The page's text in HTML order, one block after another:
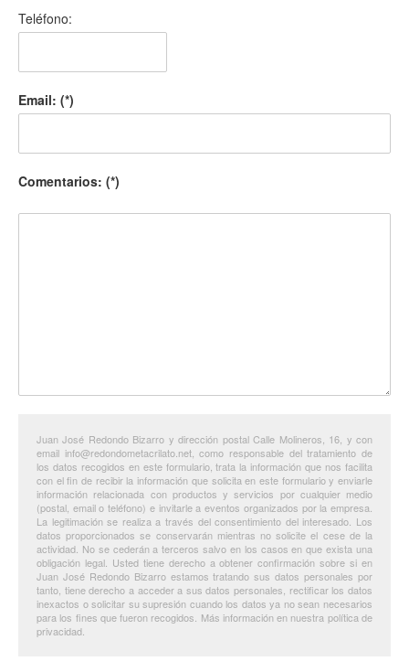
Teléfono:
Email: (*)
Comentarios: (*)
Juan José Redondo Bizarro y dirección postal Calle Molineros, 16, y con
email info@redondometacrilato.net, como responsable del tratamiento de
los datos recogidos en este formulario, trata la información que nos facilita
con el fin de recibir la información que solicita en este formulario y enviarle
información relacionada con productos y servicios por cualquier medio
(postal, email o teléfono) e invitarle a eventos organizados por la empresa.
La legitimación se realiza a través del consentimiento del interesado. Los
datos proporcionados se conservarán mientras no solicite el cese de la
actividad. No se cederán a terceros salvo en los casos en que exista una
obligación legal. Usted tiene derecho a obtener confirmación sobre si en
Juan José Redondo Bizarro estamos tratando sus datos personales por
tanto, tiene derecho a acceder a sus datos personales, rectificar los datos
inexactos o solicitar su supresión cuando los datos ya no sean necesarios
para los fines que fueron recogidos. Más información en nuestra política de
privacidad.